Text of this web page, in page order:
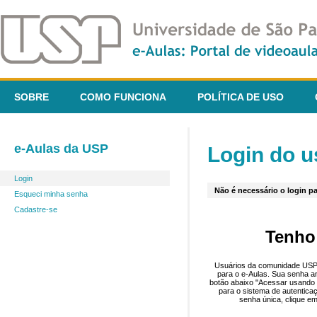
SOBRE COMO FUNCIONA POLÍTICA DE USO
e-Aulas da USP
Login
Esqueci minha senha
Cadastre-se
Login do
Não é necessário o login
Usuários da comunidade
para o e-Aulas. Sua senha
botão abaixo "Acessar
para o sistema de
senha única, clique